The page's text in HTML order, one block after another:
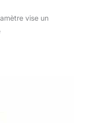
vise un